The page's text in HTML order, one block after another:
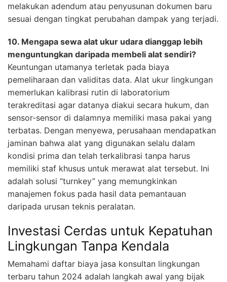
melakukan adendum atau penyusunan dokumen baru
sesuai dengan tingkat perubahan dampak yang terjadi.
10. Mengapa sewa alat ukur udara dianggap lebih
menguntungkan daripada membeli alat sendiri?
Keuntungan utamanya terletak pada biaya
pemeliharaan dan validitas data. Alat ukur lingkungan
memerlukan kalibrasi rutin di laboratorium
terakreditasi agar datanya diakui secara hukum, dan
sensor-sensor di dalamnya memiliki masa pakai yang
terbatas. Dengan menyewa, perusahaan mendapatkan
jaminan bahwa alat yang digunakan selalu dalam
kondisi prima dan telah terkalibrasi tanpa harus
memiliki staf khusus untuk merawat alat tersebut. Ini
adalah solusi “turnkey” yang memungkinkan
manajemen fokus pada hasil data pemantauan
daripada urusan teknis peralatan.
Investasi Cerdas untuk Kepatuhan
Lingkungan Tanpa Kendala
Memahami daftar biaya jasa konsultan lingkungan
terbaru tahun 2024 adalah langkah awal yang bijak